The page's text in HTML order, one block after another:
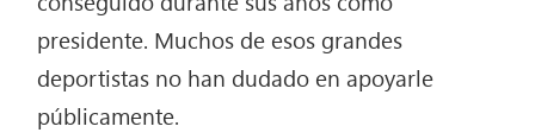
presidente. Muchos de esos grandes
deportistas no han dudado en apoyarle
públicamente.